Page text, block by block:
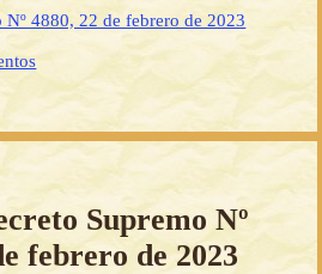
4880, 22 de febrero de 2023
Supremo Nº
febrero de 2023